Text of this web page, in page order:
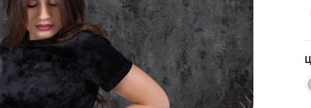
Лосины
Джинсы
КОМПЛЕКТИ
Куртка й штани
Тактичні рукавиці
Тактичні шкарпетки
ТЕРМО-КОМПЛЕКТИ
ФУТБОЛКИ І СОРОЧКИ